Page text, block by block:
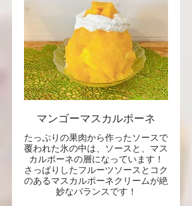
マンゴーマスカルポーネ
たっぷりの果肉から作ったソースで
覆われた氷の中は、ソースと、マス
カルポーネの層になっています！
さっぱりしたフルーツソースとコク
のあるマスカルポーネクリームが絶
妙なバランスです！